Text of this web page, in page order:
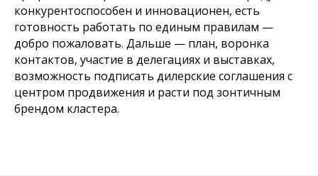
конкурентоспособен и инновационен, есть
готовность работать по единым правилам —
добро пожаловать. Дальше — план, воронка
контактов, участие в делегациях и выставках,
возможность подписать дилерские соглашения с
центром продвижения и расти под зонтичным
брендом кластера.